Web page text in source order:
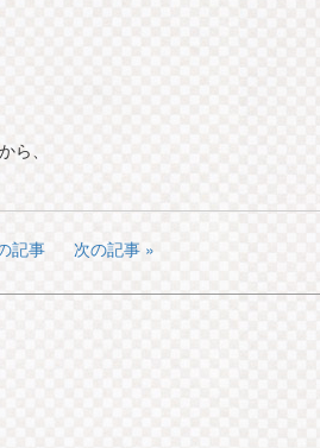
ら、
記事 次の記事